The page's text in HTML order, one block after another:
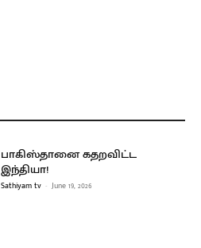
பாகிஸ்தானை கதறவிட்ட
இந்தியா!
Sathiyam tv - June 19, 2026